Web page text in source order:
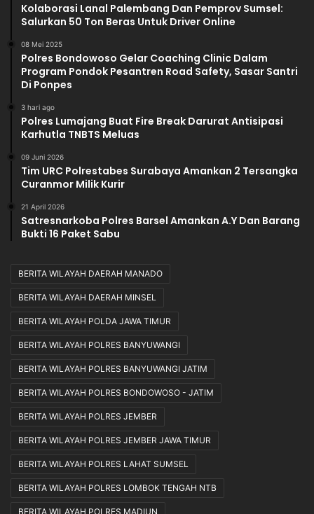
Kolaborasi Lanal Palembang Dan Pemprov Sumsel:
Salurkan 50 Ton Beras Untuk Driver Online
08 Mei 2025
Polres Bondowoso Gelar Coaching Clinic Dalam
Program Pondok Pesantren Road Safety, Sasar Santri
Di Ponpes
3 hari ago
Polres Lumajang Buat Fire Break Darurat Antisipasi
Karhutla TNBTS Meluas
09 Juni 2026
Tim URC Polrestabes Surabaya Amankan 2 Tersangka
Curanmor Milik Kurir
21 April 2026
Satresnarkoba Polres Barsel Amankan A.Y Dan Barang
Bukti 16 Paket Sabu
BERITA WILAYAH DAERAH MANADO
BERITA WILAYAH DAERAH MINSEL
BERITA WILAYAH POLDA JAWA TIMUR
BERITA WILAYAH POLRES BANYUWANGI
BERITA WILAYAH POLRES BANYUWANGI JATIM
BERITA WILAYAH POLRES BONDOWOSO - JATIM
BERITA WILAYAH POLRES JEMBER
BERITA WILAYAH POLRES JEMBER JAWA TIMUR
BERITA WILAYAH POLRES LAHAT SUMSEL
BERITA WILAYAH POLRES LOMBOK TENGAH NTB
BERITA WILAYAH POLRES MADIUN